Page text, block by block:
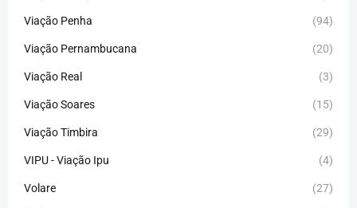
Viação Penha (94)
Viação Pernambucana (20)
Viação Real (3)
Viação Soares (15)
Viação Timbira (29)
VIPU - Viação Ipu (4)
Volare (27)